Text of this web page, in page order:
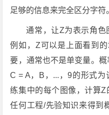
足够的信息来完全区分字符
通常，让Z为表示角色
例如，Z可以是上面看到
要，通常也不是单变量。概
C = A，B，...，9的形式为
练集中的每个图像，计算
任何工程/先验知识来得到